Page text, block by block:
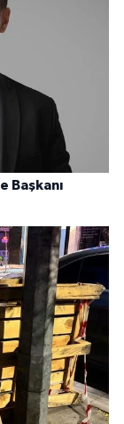
Başkanı